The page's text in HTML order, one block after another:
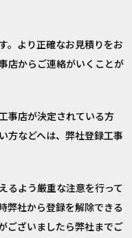
。より正確なお見積りをお
店からご連絡がいくことが
事店が決定されている方
方などへは、弊社登録工事
るよう厳重な注意を行って
弊社から登録を解除できる
ございましたら弊社までご